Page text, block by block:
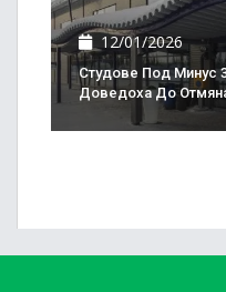
12/01/2026
Студове Под Минус
Доведоха До